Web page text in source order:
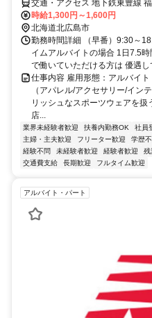
交通・アクセス 地下鉄東豊線
からバスで約25分
時給1,300円～1,600円
北海道北広島市
勤務時間詳細 （早番）9:30～
イムアルバイトの場合 1日7.5
で働いていただける方は 優遇し
仕事内容 雇用形態：アルバイ
（アパレル/アクセサリー/イン
リッシュなスポーツウェアを
店...
業界未経験者歓迎 扶養内勤務OK 社員
主婦・主夫歓迎
フリーター歓迎 学歴
経験不問
未経験者歓迎 経験者歓迎 残
交通費支給
長期歓迎 フルタイム歓迎
アルバイト・パート